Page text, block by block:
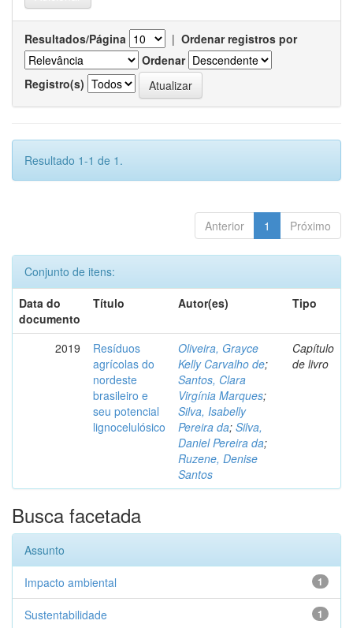
Resultados/Página | Ordenar registros por
Ordenar
Registro(s)
Resultado 1-1 de 1.
Anterior 1 Próximo
Conjunto de itens:
Data do
documento
Título Autor(es) Tipo
2019
Resíduos
agrícolas do
nordeste
brasileiro e
seu potencial
lignocelulósico
Oliveira, Grayce
Kelly Carvalho de;
Santos, Clara
Virgínia Marques;
Silva, Isabelly
Pereira da; Silva,
Daniel Pereira da;
Ruzene, Denise
Santos
Capítulo
de livro
Busca facetada
Assunto
1
Impacto ambiental
1
Sustentabilidade